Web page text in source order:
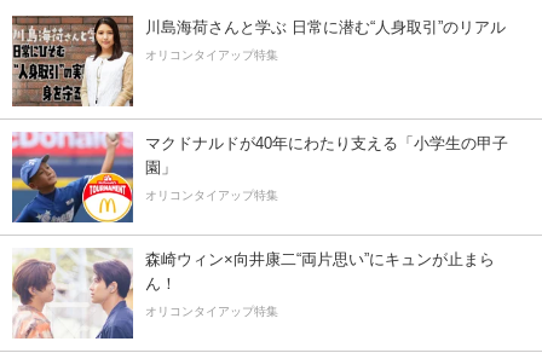
川島海荷さんと学ぶ 日常に潜む“人身取引”のリアル
オリコンタイアップ特集
マクドナルドが40年にわたり支える「小学生の甲子
園」
オリコンタイアップ特集
森崎ウィン×向井康二“両片思い”にキュンが止まら
ん！
オリコンタイアップ特集